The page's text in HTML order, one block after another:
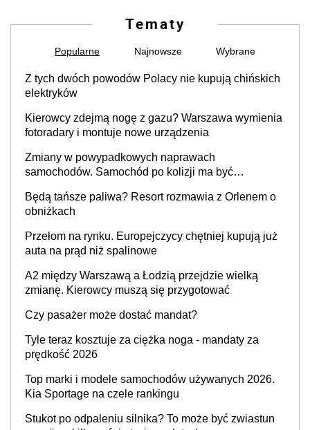
Tematy
Popularne Najnowsze Wybrane
Z tych dwóch powodów Polacy nie kupują chińskich
elektryków
Kierowcy zdejmą nogę z gazu? Warszawa wymienia
fotoradary i montuje nowe urządzenia
Zmiany w powypadkowych naprawach
samochodów. Samochód po kolizji ma być
producenta
Będą tańsze paliwa? Resort rozmawia z Orlenem o
obniżkach
Przełom na rynku. Europejczycy chętniej kupują już
auta na prąd niż spalinowe
A2 między Warszawą a Łodzią przejdzie wielką
zmianę. Kierowcy muszą się przygotować
Czy pasażer może dostać mandat?
Tyle teraz kosztuje za ciężka noga - mandaty za
prędkość 2026
Top marki i modele samochodów używanych 2026.
Kia Sportage na czele rankingu
Stukot po odpaleniu silnika? To może być zwiastun